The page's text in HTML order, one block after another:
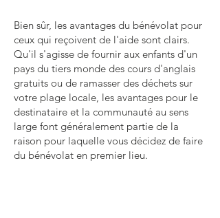
Bien sûr, les avantages du bénévolat pour
ceux qui reçoivent de l'aide sont clairs.
Qu'il s'agisse de fournir aux enfants d'un
pays du tiers monde des cours d'anglais
gratuits ou de ramasser des déchets sur
votre plage locale, les avantages pour le
destinataire et la communauté au sens
large font généralement partie de la
raison pour laquelle vous décidez de faire
du bénévolat en premier lieu.